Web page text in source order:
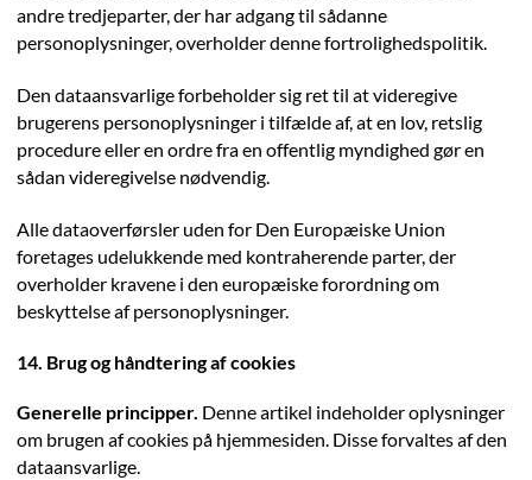
andre tredjeparter, der har adgang til sådanne
personoplysninger, overholder denne fortrolighedspolitik.
Den dataansvarlige forbeholder sig ret til at videregive
brugerens personoplysninger i tilfælde af, at en lov, retslig
procedure eller en ordre fra en offentlig myndighed gør en
sådan videregivelse nødvendig.
Alle dataoverførsler uden for Den Europæiske Union
foretages udelukkende med kontraherende parter, der
overholder kravene i den europæiske forordning om
beskyttelse af personoplysninger.
14. Brug og håndtering af cookies
Generelle principper. Denne artikel indeholder oplysninger
om brugen af cookies på hjemmesiden. Disse forvaltes af den
dataansvarlige.